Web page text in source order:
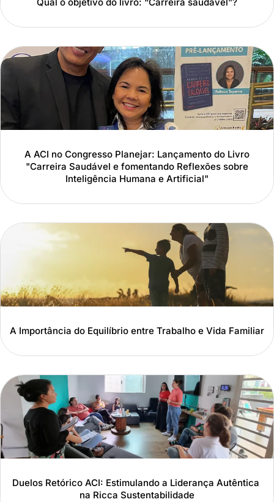
A ACI no Congresso Planejar: Lançamento do Livro
"Carreira Saudável e fomentando Reflexões sobre
Inteligência Humana e Artificial"
A Importância do Equilíbrio entre Trabalho e Vida Familiar
Duelos Retórico ACI: Estimulando a Liderança Autêntica
na Ricca Sustentabilidade